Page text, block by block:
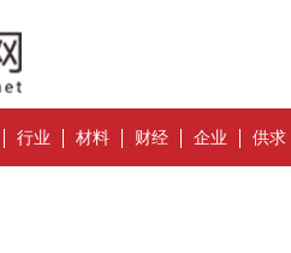
行业 材料 财经 企业 供求